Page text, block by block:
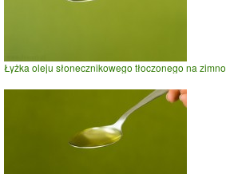
Łyżka oleju słonecznikowego tłoczonego na zimno